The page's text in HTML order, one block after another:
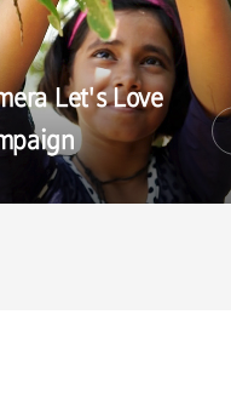
Let's Love